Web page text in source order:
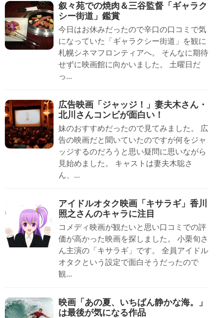
叙々苑での焼肉＆三谷監督「ギャラク
シー街道」鑑賞
今日はお休みだったので辛口の口コミで気
になっていた「ギャラクシー街道」を観に
札幌シネマフロンティアへ。 そんなに期待
せずに映画館に向かいました。 土曜日だ
っ...
広告映画「ジャッジ！」妻夫木さん・
北川さんコンビが面白い！
妹のおすすめだったので見てみました。 広
告の映画だと聞いていたのですが何をジャ
ッジするのだろうと思い疑問に思いながら
見始めました。 キャストは妻夫木聡さ
ん、...
アイドルオタク映画「キサラギ」香川
照之さんのキャラに注目
コメディ映画が観たいと思い口コミでの評
価が高かった映画を探しました。 小栗旬さ
ん主演の「キサラギ」です。 全員アイドル
オタクという設定で面白そうだったので
観...
映画「あの夏、いちばん静かな海。」
は最後が気になる作品